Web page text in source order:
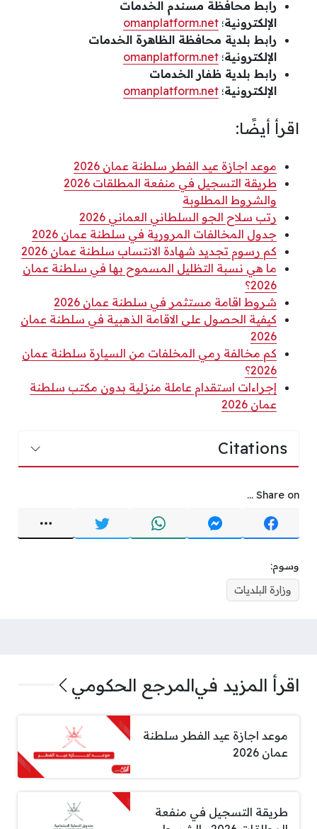
رابط محافظة مسندم الخدمات
الإلكترونية؛ omanplatform.net
رابط بلدية محافظة الظاهرة الخدمات
الإلكترونية؛ omanplatform.net
رابط بلدية ظفار الخدمات
الإلكترونية؛ omanplatform.net
اقرأ أيضًا:
موعد اجازة عيد الفطر سلطنة عمان 2026
طريقة التسجيل في منفعة المطلقات 2026
والشروط المطلوبة
رتب سلاح الجو السلطاني العماني 2026
جدول المخالفات المرورية في سلطنة عمان 2026
كم رسوم تجديد شهادة الانتساب سلطنة عمان 2026
ما هي نسبة التظليل المسموح بها في سلطنة عمان
2026؟
شروط اقامة مستثمر في سلطنة عمان 2026
كيفية الحصول على الاقامة الذهبية في سلطنة عمان
2026
كم مخالفة رمي المخلفات من السيارة سلطنة عمان
2026؟
إجراءات استقدام عاملة منزلية بدون مكتب سلطنة
عمان 2026
Citations
Share on ...
وسوم:
وزارة البلديات
اقرأ المزيد فيالمرجع الحكومي
موعد اجازة عيد الفطر سلطنة
عمان 2026
طريقة التسجيل في منفعة